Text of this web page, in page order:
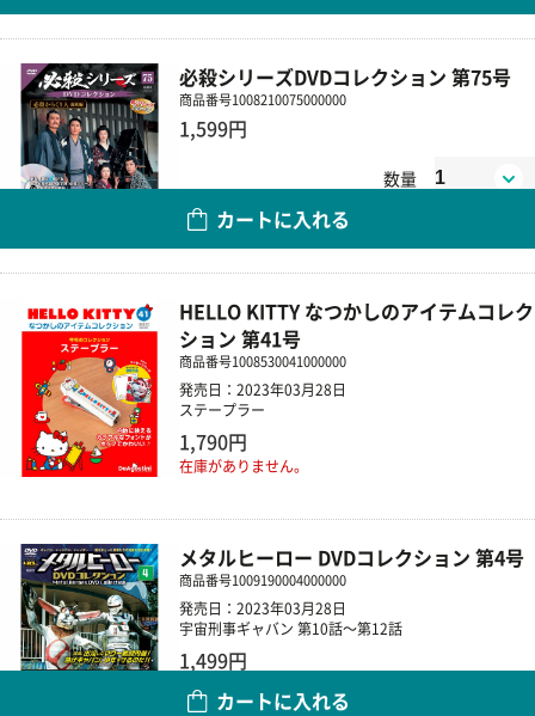
必殺シリーズDVDコレクション 第75号
商品番号1008210075000000
1,599円
数量
カートに入れる
HELLO KITTY なつかしのアイテムコレク
ション 第41号
商品番号1008530041000000
発売日：2023年03月28日
ステープラー
1,790円
在庫がありません。
メタルヒーロー DVDコレクション 第4号
商品番号1009190004000000
発売日：2023年03月28日
宇宙刑事ギャバン 第10話～第12話
1,499円
カートに入れる